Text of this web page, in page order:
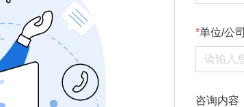
单位/公司
咨询内容